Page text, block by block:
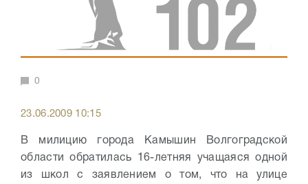
0
23.06.2009 10:15
В милицию города Камышин Волгоградской
области обратилась 16-летняя учащаяся одной
из школ с заявлением о том, что на улице